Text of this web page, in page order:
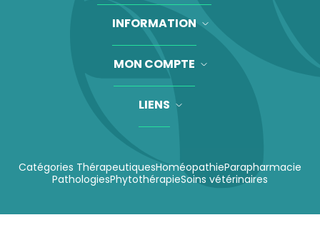
INFORMATION
MON COMPTE
LIENS
Catégories ThérapeutiquesHoméopathieParapharmacie
PathologiesPhytothérapieSoins vétérinaires